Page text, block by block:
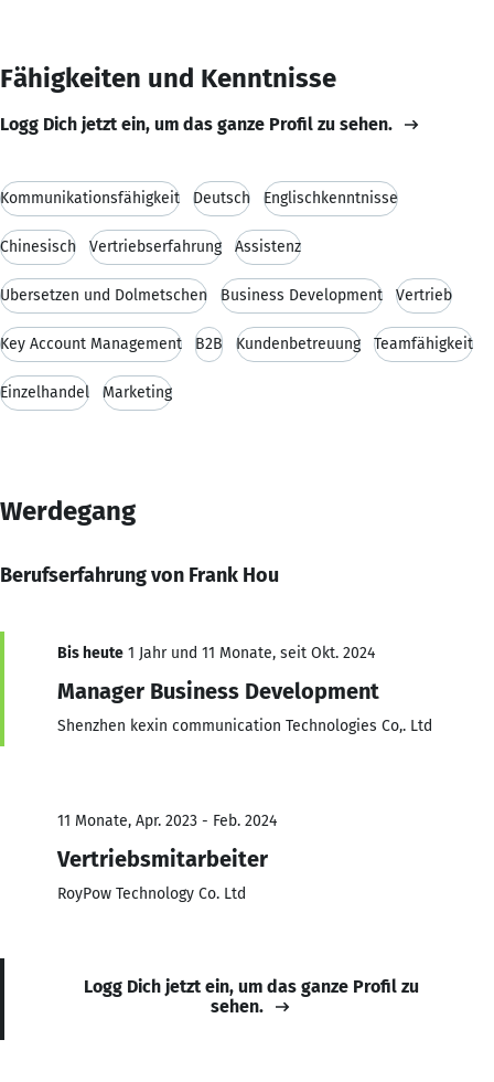
Fähigkeiten und Kenntnisse
Logg Dich jetzt ein, um das ganze Profil zu sehen.
Kommunikationsfähigkeit Deutsch Englischkenntnisse
Chinesisch Vertriebserfahrung Assistenz
Übersetzen und Dolmetschen Business Development Vertrieb
Key Account Management B2B Kundenbetreuung Teamfähigkeit
Einzelhandel Marketing
Werdegang
Berufserfahrung von Frank Hou
Bis heute 1 Jahr und 11 Monate, seit Okt. 2024
Manager Business Development
Shenzhen kexin communication Technologies Co,. Ltd
11 Monate, Apr. 2023 - Feb. 2024
Vertriebsmitarbeiter
RoyPow Technology Co. Ltd
Logg Dich jetzt ein, um das ganze Profil zu
sehen.